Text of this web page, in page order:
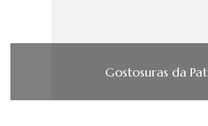
Gostosuras da Pat